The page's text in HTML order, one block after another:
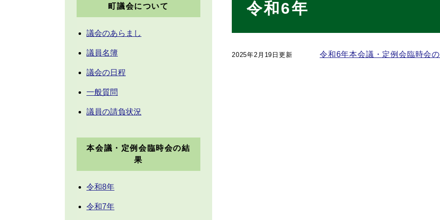
令和6年
2025年2月19日更新 令和6年本会議・定例会臨時会
町議会について
議会のあらまし
議員名簿
議会の日程
一般質問
議員の請負状況
本会議・定例会臨時会の結
果
令和8年
令和7年